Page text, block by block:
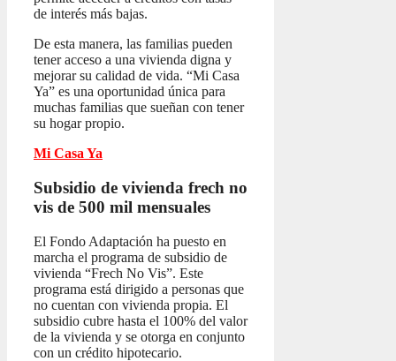
de interés más bajas.
De esta manera, las familias pueden
tener acceso a una vivienda digna y
mejorar su calidad de vida. “Mi Casa
Ya” es una oportunidad única para
muchas familias que sueñan con tener
su hogar propio.
Mi Casa Ya
Subsidio de vivienda frech no
vis de 500 mil mensuales
El Fondo Adaptación ha puesto en
marcha el programa de subsidio de
vivienda “Frech No Vis”. Este
programa está dirigido a personas que
no cuentan con vivienda propia. El
subsidio cubre hasta el 100% del valor
de la vivienda y se otorga en conjunto
con un crédito hipotecario.